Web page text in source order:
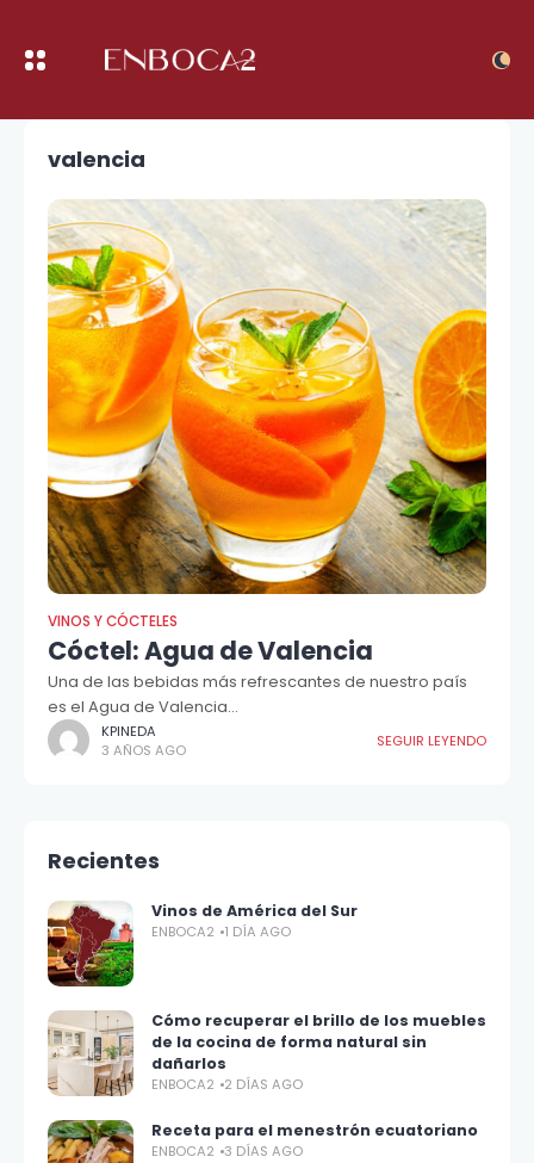
valencia
VINOS Y CÓCTELES
Cóctel: Agua de Valencia
Una de las bebidas más refrescantes de nuestro país
es el Agua de Valencia...
KPINEDA
3 AÑOS AGO
SEGUIR LEYENDO
Recientes
Vinos de América del Sur
ENBOCA2 1 DÍA AGO
Cómo recuperar el brillo de los muebles
de la cocina de forma natural sin
dañarlos
ENBOCA2 2 DÍAS AGO
Receta para el menestrón ecuatoriano
ENBOCA2 3 DÍAS AGO